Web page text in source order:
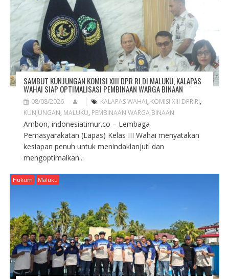
N
SAMBUT KUNJUNGAN KOMISI XIII DPR RI DI MALUKU, KALAPAS
WAHAI SIAP OPTIMALISASI PEMBINAAN WARGA BINAAN
08/08/2026 KALAPAS WAHAI, KOMISI XIII DPR RI,
KUNJUNGAN, MALUKU, PEMBINAAN WARGA BINAAN
Ambon, indonesiatimur.co – Lembaga
Pemasyarakatan (Lapas) Kelas III Wahai menyatakan
kesiapan penuh untuk menindaklanjuti dan
mengoptimalkan...
Hukum Maluku